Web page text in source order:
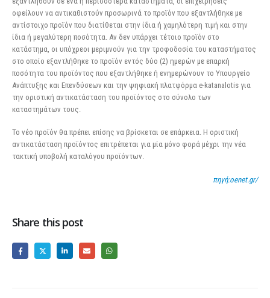
οφείλουν να αντικαθιστούν προσωρινά το προϊόν που εξαντλήθηκε με
αντίστοιχο προϊόν που διατίθεται στην ίδια ή χαμηλότερη τιμή και στην
ίδια ή μεγαλύτερη ποσότητα. Αν δεν υπάρχει τέτοιο προϊόν στο
κατάστημα, οι υπόχρεοι μεριμνούν για την τροφοδοσία του καταστήματος
στο οποίο εξαντλήθηκε το προϊόν εντός δύο (2) ημερών με επαρκή
ποσότητα του προϊόντος που εξαντλήθηκε ή ενημερώνουν το Υπουργείο
Ανάπτυξης και Επενδύσεων και την ψηφιακή πλατφόρμα e-katanalotis για
την οριστική αντικατάσταση του προϊόντος στο σύνολο των
καταστημάτων τους.
Το νέο προϊόν θα πρέπει επίσης να βρίσκεται σε επάρκεια. Η οριστική
αντικατάσταση προϊόντος επιτρέπεται για μία μόνο φορά μέχρι την νέα
τακτική υποβολή καταλόγου προϊόντων.
πηγή:oenet.gr/
Share this post